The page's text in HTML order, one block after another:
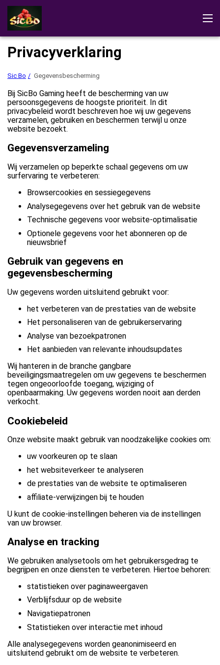
Sic Bo Beoordelingen Demo Het spel downloaden
Spelregels
In het casino spelen
Privacyverklaring
Sic Bo Gegevensbescherming
Bij SicBo Gaming heeft de bescherming van uw
persoonsgegevens de hoogste prioriteit. In dit
privacybeleid wordt beschreven hoe wij uw gegevens
verzamelen, gebruiken en beschermen terwijl u onze
website bezoekt.
Gegevensverzameling
Wij verzamelen op beperkte schaal gegevens om uw
surfervaring te verbeteren:
Browsercookies en sessiegegevens
Analysegegevens over het gebruik van de website
Technische gegevens voor website-optimalisatie
Optionele gegevens voor het abonneren op de
nieuwsbrief
Gebruik van gegevens en
gegevensbescherming
Uw gegevens worden uitsluitend gebruikt voor:
het verbeteren van de prestaties van de website
Het personaliseren van de gebruikerservaring
Analyse van bezoekpatronen
Het aanbieden van relevante inhoudsupdates
Wij hanteren in de branche gangbare
beveiligingsmaatregelen om uw gegevens te beschermen
tegen ongeoorloofde toegang, wijziging of
openbaarmaking. Uw gegevens worden nooit aan derden
verkocht.
Cookiebeleid
Onze website maakt gebruik van noodzakelijke cookies om:
uw voorkeuren op te slaan
het websiteverkeer te analyseren
de prestaties van de website te optimaliseren
affiliate-verwijzingen bij te houden
U kunt de cookie-instellingen beheren via de instellingen
van uw browser.
Analyse en tracking
We gebruiken analysetools om het gebruikersgedrag te
begrijpen en onze diensten te verbeteren. Hiertoe behoren:
statistieken over paginaweergaven
Verblijfsduur op de website
Navigatiepatronen
Statistieken over interactie met inhoud
Alle analysegegevens worden geanonimiseerd en
uitsluitend gebruikt om de website te verbeteren.